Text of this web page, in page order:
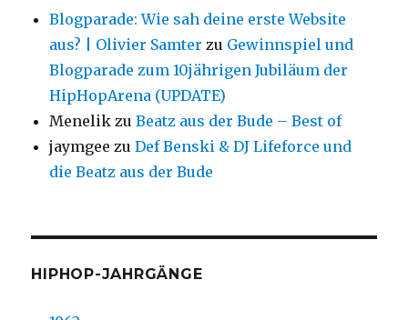
Blogparade: Wie sah deine erste Website
aus? | Olivier Samter zu Gewinnspiel und
Blogparade zum 10jährigen Jubiläum der
HipHopArena (UPDATE)
Menelik zuBeatz aus der Bude – Best of
jaymgee zuDef Benski & DJ Lifeforce und
die Beatz aus der Bude
HIPHOP-JAHRGÄNGE